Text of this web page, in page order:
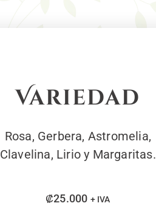
Variedad
Rosa, Gerbera, Astromelia,
Clavelina, Lirio y Margaritas.
₡25.000 + IVA